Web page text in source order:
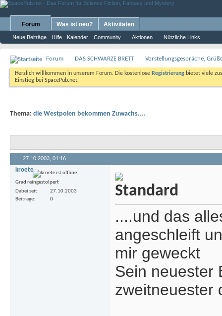
Forum
Neue Beiträge Hilfe Kalender Community Aktionen Nützliche Links
Was ist neu? Aktivitäten
Forum DAS SCHWARZE BRETT Vorstellungsgespräche,
Herzlich willkommen in unserem Forum. Die kostenlose Registrierung bietet viele
Einstieg bei SpacePub.net.
Thema: die Westpolen bekommen Zuwachs....
27.10.2003, 01:16
kroete
Grad reingestolpert
Dabei seit
27.10.2003
Beiträge
0
....und das
angeschleift
mir geweckt
Sein neuester
zweitneuester